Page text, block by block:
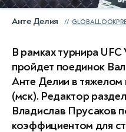
Анте Делия
В рамках турнира UFC
пройдет поединок
Анте Делии в тяжелом
(мск). Редактор
Владислав Прусаков
коэффициентом для